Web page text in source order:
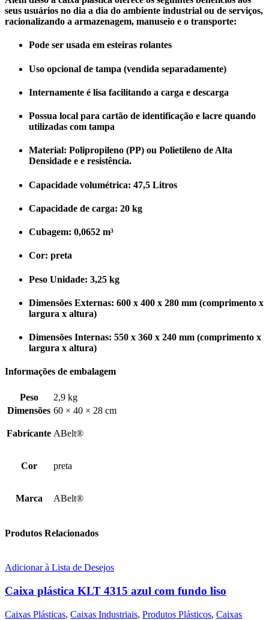
seus usuários no dia a dia do ambiente industrial ou de serviços,
racionalizando a armazenagem, manuseio e o transporte:
Pode ser usada em esteiras rolantes
Uso opcional de tampa (vendida separadamente)
Internamente é lisa facilitando a carga e descarga
Possua local para cartão de identificação e lacre quando
utilizadas com tampa
Material: Polipropileno (PP) ou Polietileno de Alta
Densidade e e resistência.
Capacidade volumétrica: 47,5 Litros
Capacidade de carga: 20 kg
Cubagem: 0,0652 m³
Cor: preta
Peso Unidade: 3,25 kg
Dimensões Externas: 600 x 400 x 280 mm (comprimento x
largura x altura)
Dimensões Internas: 550 x 360 x 240 mm (comprimento x
largura x altura)
Informações de embalagem
Peso
2,9 kg
Dimensões 60 × 40 × 28 cm
Fabricante ABelt®
Cor preta
Marca ABelt®
Produtos Relacionados
Adicionar à Lista de Desejos
Caixa plástica KLT 4315 azul com fundo liso
Caixas Plásticas, Caixas Industriais, Produtos Plásticos, Caixas